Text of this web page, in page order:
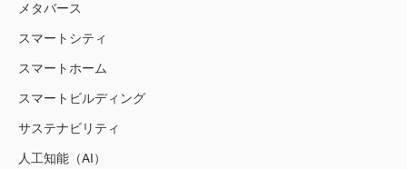
メタバース
スマートシティ
スマートホーム
スマートビルディング
サステナビリティ
人工知能（AI）